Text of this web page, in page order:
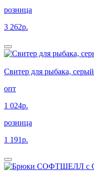
розница
3 262р.
Свитер для рыбака, серый
опт
1 024р.
розница
1 191р.